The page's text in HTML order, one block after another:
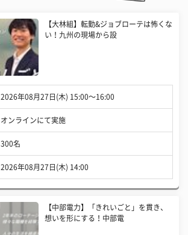
【大林組】転勤&ジョブローテは怖くな
い！九州の現場から設
2026年08月27日(木) 15:00〜16:00
オンラインにて実施
300名
2026年08月27日(木) 14:00
【中部電力】「きれいごと」を貫き、
想いを形にする！中部電